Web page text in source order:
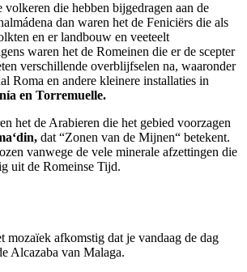
die hebben bijgedragen aan de
dan waren het de Feniciërs die als
en er landbouw en veeteelt
waren het de Romeinen die er de scepter
verschillende overblijfselen na, waaronder
Roma en andere kleinere installaties in
en Torremuelle.
het de Arabieren die het gebied voorzagen
dat “Zonen van de Mijnen“ betekent.
vanwege de vele minerale afzettingen die
uit de Romeinse Tijd.
mozaïek afkomstig dat je vandaag de dag
Alcazaba van Malaga.